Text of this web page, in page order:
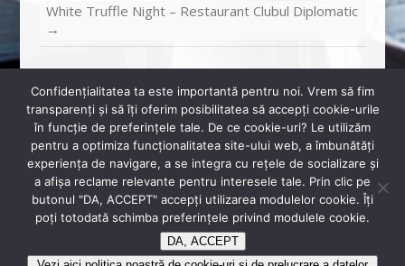
White Truffle Night – Restaurant Clubul Diplomatic
→
+40 720 880 330
rsvp@diplomatclub.eu
Sos. Bucuresti-Ploiesti, Nr. 2B, București
Copyright © 2026Restaurant Diplomat
Confidenţialitatea ta este importantă pentru noi. Vrem să fim
transparenţi și să îţi oferim posibilitatea să accepţi cookie-urile
în funcţie de preferinţele tale. De ce cookie-uri? Le utilizăm
pentru a optimiza funcţionalitatea site-ului web, a îmbunătăţi
experienţa de navigare, a se integra cu reţele de socializare şi
a afişa reclame relevante pentru interesele tale. Prin clic pe
butonul "DA, ACCEPT" accepţi utilizarea modulelor cookie. Îţi
poţi totodată schimba preferinţele privind modulele cookie.
DA, ACCEPT